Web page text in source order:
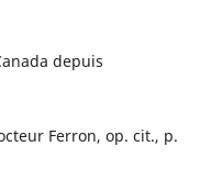
depuis
Ferron, op. cit., p.